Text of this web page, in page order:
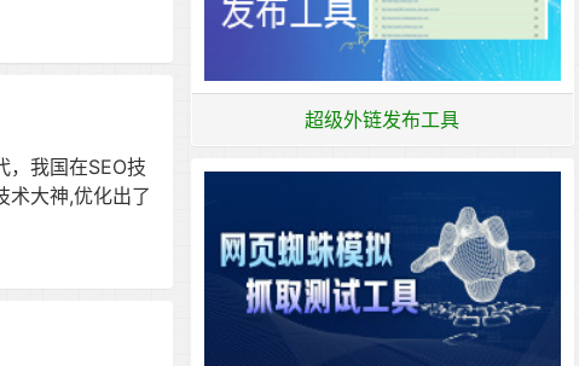
，我国在SEO技
术大神,优化出了
超级外链发布工具